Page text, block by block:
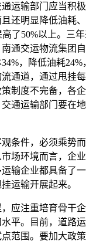
输部门应当积极
还明显降低油耗
了50%以上。三
通交运物流集团
，降低油耗
通道，通过甩挂
制度不完备，各
通运输部门要在
件，必须乘势而
场环境而言，企
输企业都具备了
运输开展起来。
注重培育骨干企
平。目前，道路
范围。要加大政